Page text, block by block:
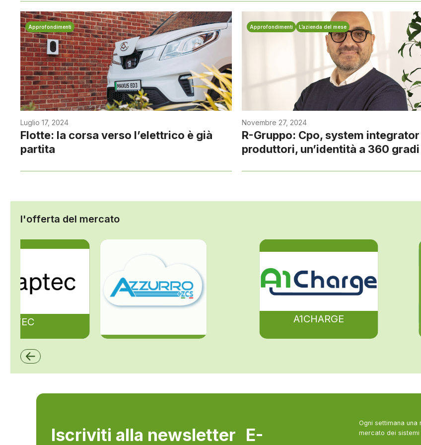
Approfondimenti
Luglio 17, 2024
Flotte: la corsa verso l’elettrico è già
partita
Approfondimenti L’azienda del mese
Novembre 27, 2024
R-Gruppo: Cpo, system integrator
produttori, un’identità a 360 gradi
l'offerta del mercato
A1CHARGE
ZCS Azzurro
Iscriviti alla newsletter E-
Ogni settimana
mercato dei